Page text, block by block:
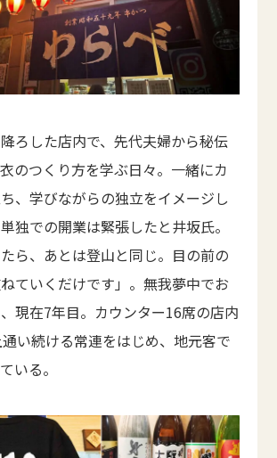
ろした店内で、先代夫婦から秘伝
のつくり方を学ぶ日々。一緒にカ
、学びながらの独立をイメージし
独での開業は緊張したと井坂氏。
たら、あとは登山と同じ。目の前の
ていくだけです」。無我夢中でお
現在7年目。カウンター16席の店内
い続ける常連をはじめ、地元客で
いる。